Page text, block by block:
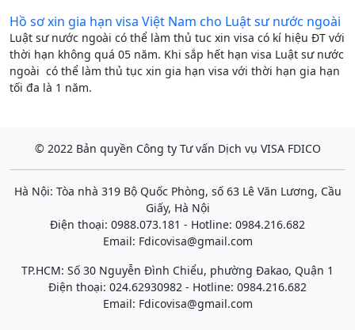
Hồ sơ xin gia hạn visa Việt Nam cho Luật sư nước ngoài
Luật sư nước ngoài có thể làm thủ tuc xin visa có kí hiệu ĐT với
thời hạn không quá 05 năm. Khi sắp hết hạn visa Luật sư nước
ngoài có thể làm thủ tục xin gia hạn visa với thời hạn gia hạn
tối đa là 1 năm.
© 2022 Bản quyền Công ty Tư vấn Dịch vụ VISA FDICO
Hà Nội: Tòa nhà 319 Bộ Quốc Phòng, số 63 Lê Văn Lương, Cầu
Giấy, Hà Nội
Điện thoại: 0988.073.181 - Hotline: 0984.216.682
Email: Fdicovisa@gmail.com
TP.HCM: Số 30 Nguyễn Đình Chiểu, phường Đakao, Quận 1
Điện thoại: 024.62930982 - Hotline: 0984.216.682
Email: Fdicovisa@gmail.com